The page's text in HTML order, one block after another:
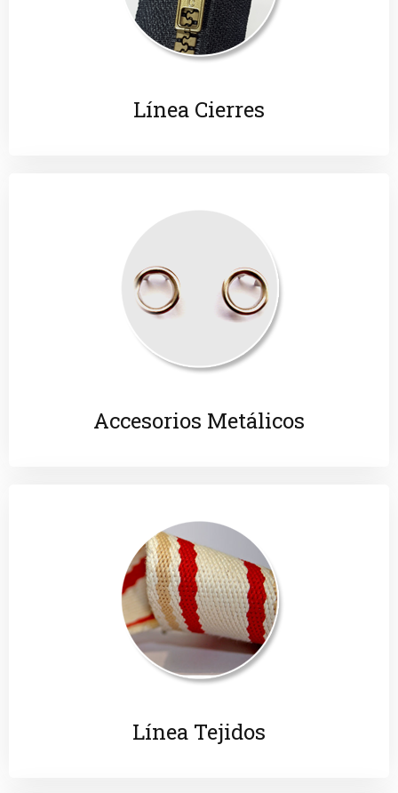
Línea Cierres
Accesorios Metálicos
Línea Tejidos